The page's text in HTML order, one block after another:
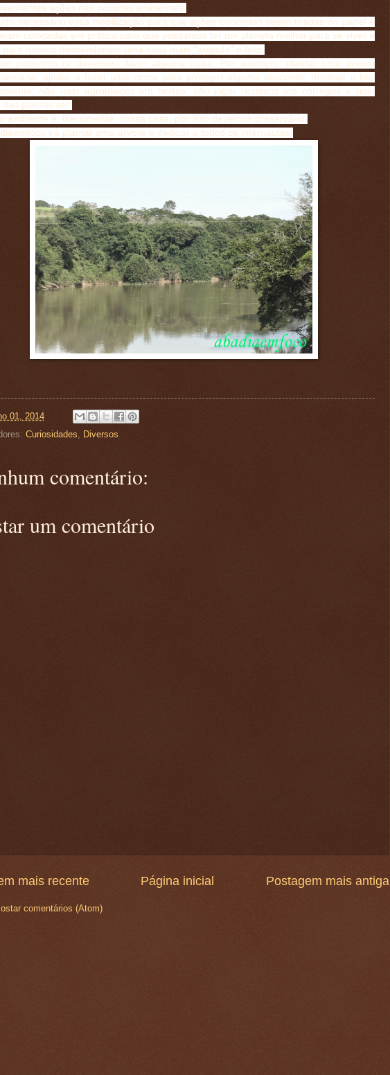
ações nas políticas ambientais.
necessário essa mobilização para que ações concretas sejam tiradas do papel e
colocadas em prática para que possamos ter um planeta melhor para se viver e
para nossos descendentes uma casa mais "arejada" e feliz.
podemos (e devemos) fazer alguma coisa. Por exemplo: plantar uma árvore
ajudar a fazer uma cerca para proteger alguma nascente; destinar o lixo
não usar agrotóxicos em hortas; não jogar resíduos em córregos e rios;
das plantas etc.
ambiente é, literalmente, nossa casa, por isso devemos preservá-lo.
irá plantar uma árvore e dedicar a todos os internautas.
01, 2014
Curiosidades, Diversos
comentário:
um comentário
mais recente Postagem mais antiga
Página inicial
comentários (Atom)